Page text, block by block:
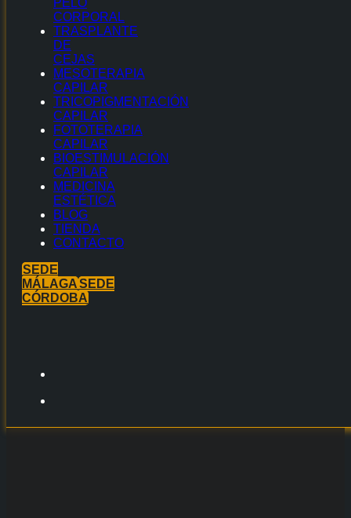
PELO
CORPORAL
TRASPLANTE
DE
CEJAS
MESOTERAPIA
CAPILAR
TRICOPIGMENTACIÓN
CAPILAR
FOTOTERAPIA
CAPILAR
BIOESTIMULACIÓN
CAPILAR
MEDICINA
ESTÉTICA
BLOG
TIENDA
CONTACTO
SEDE
MÁLAGASEDE
CÓRDOBA